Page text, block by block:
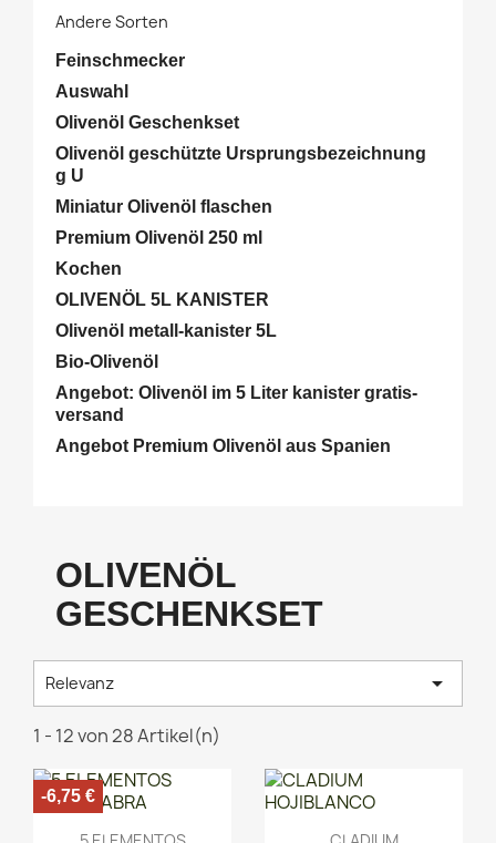
Andere Sorten
Feinschmecker
Auswahl
Olivenöl Geschenkset
Olivenöl geschützte Ursprungsbezeichnung
g U
Miniatur Olivenöl flaschen
Premium Olivenöl 250 ml
Kochen
OLIVENÖL 5L KANISTER
Olivenöl metall-kanister 5L
Bio-Olivenöl
Angebot: Olivenöl im 5 Liter kanister gratis-
versand
Angebot Premium Olivenöl aus Spanien
OLIVENÖL
GESCHENKSET
Relevanz 
1 - 12 von 28 Artikel(n)
Vorschau
-6,75 €
Vorschau